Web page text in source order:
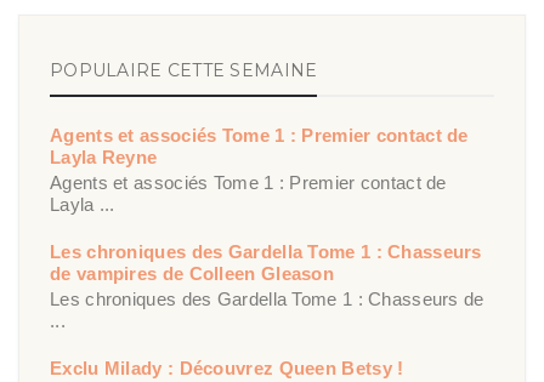
POPULAIRE CETTE SEMAINE
Agents et associés Tome 1 : Premier contact de
Layla Reyne
Agents et associés Tome 1 : Premier contact de
Layla ...
Les chroniques des Gardella Tome 1 : Chasseurs
de vampires de Colleen Gleason
Les chroniques des Gardella Tome 1 : Chasseurs de
...
Exclu Milady : Découvrez Queen Betsy !